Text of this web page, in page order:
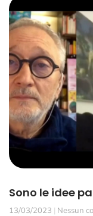
Sono le idee
13/03/2023 Nessun